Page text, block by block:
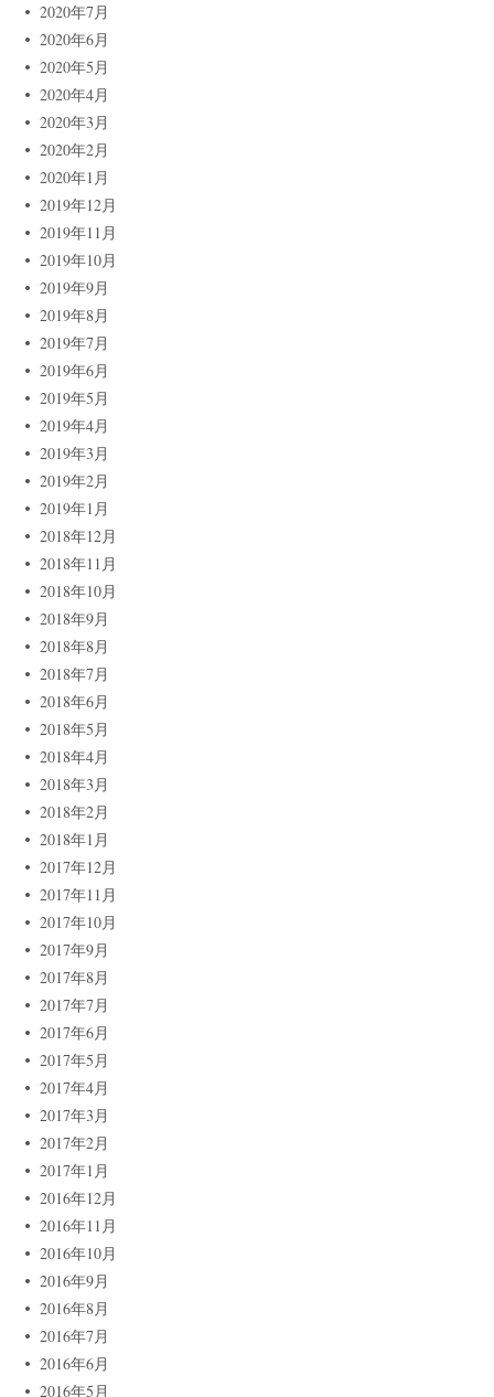
2020年7月
2020年6月
2020年5月
2020年4月
2020年3月
2020年2月
2020年1月
2019年12月
2019年11月
2019年10月
2019年9月
2019年8月
2019年7月
2019年6月
2019年5月
2019年4月
2019年3月
2019年2月
2019年1月
2018年12月
2018年11月
2018年10月
2018年9月
2018年8月
2018年7月
2018年6月
2018年5月
2018年4月
2018年3月
2018年2月
2018年1月
2017年12月
2017年11月
2017年10月
2017年9月
2017年8月
2017年7月
2017年6月
2017年5月
2017年4月
2017年3月
2017年2月
2017年1月
2016年12月
2016年11月
2016年10月
2016年9月
2016年8月
2016年7月
2016年6月
2016年5月